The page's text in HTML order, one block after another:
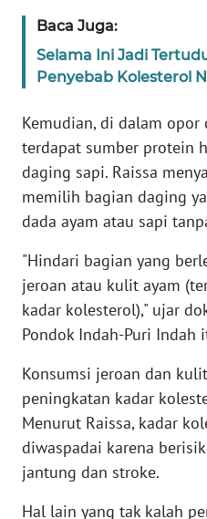
Baca Juga:
Selama Ini Jadi
Penyebab Kolesterol
Kemudian, di dalam opor
terdapat sumber protein
daging sapi. Raissa
memilih bagian daging
dada ayam atau sapi
"Hindari bagian yang
jeroan atau kulit ayam
kadar kolesterol)," ujar
Pondok Indah-Puri Indah
Konsumsi jeroan dan
peningkatan kadar
Menurut Raissa, kadar
diwaspadai karena
jantung dan stroke.
Hal lain yang tak kalah
WN
SULTENG
SULBAR
WN
BABEL
SUMBAR
WN
SUMSEL
WN
BENGKULU
WN
LAMPUNG
WN